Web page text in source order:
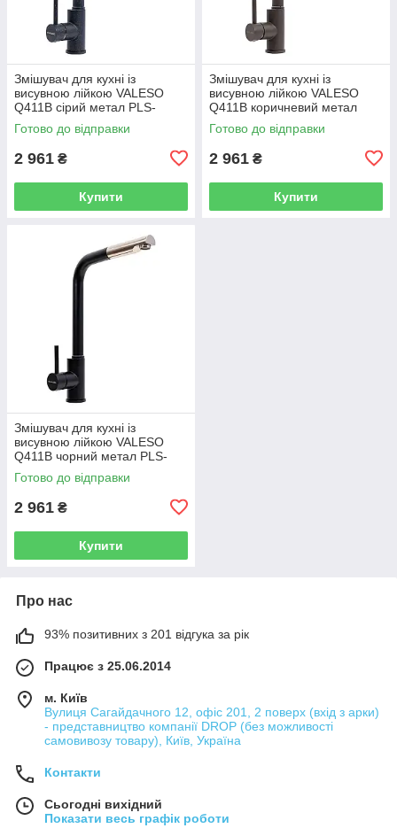
Змішувач для кухні із
висувною лійкою VALESO
Q411B сірий метал PLS-
A47672
Готово до відправки
2 961 ₴
Купити
Змішувач для кухні із
висувною лійкою VALESO
Q411B коричневий метал
PLS-A47687
Готово до відправки
2 961 ₴
Купити
Змішувач для кухні із
висувною лійкою VALESO
Q411B чорний метал PLS-
A47690
Готово до відправки
2 961 ₴
Купити
Про нас
93% позитивних з 201 відгука за рік
Працює з 25.06.2014
м. Київ
Вулиця Сагайдачного 12, офіс 201, 2 поверх (вхід з арки)
- представництво компанії DROP (без можливості
самовивозу товару), Київ, Україна
Контакти
Сьогодні вихідний
Показати весь графік роботи